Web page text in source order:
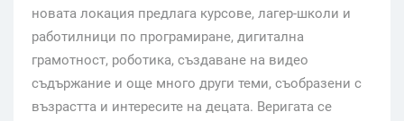
новата локация предлага курсове, лагер-школи и
работилници по програмиране, дигитална
грамотност, роботика, създаване на видео
съдържание и още много други теми, съобразени с
възрастта и интересите на децата. Веригата се